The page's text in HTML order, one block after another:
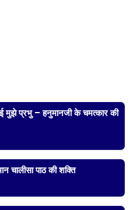
मुझे प्रभु – हनुमानजी के चमत्कार की
चालीसा पाठ की शक्ति